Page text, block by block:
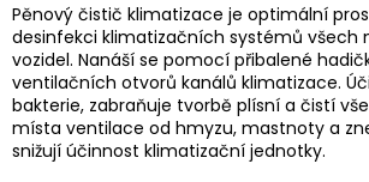
Pěnový čistič klimatizace je optimální
desinfekci klimatizačních systémů všech
vozidel. Nanáší se pomocí přibalené
ventilačních otvorů kanálů klimatizace.
bakterie, zabraňuje tvorbě plísní a čistí
místa ventilace od hmyzu, mastnoty a
snižují účinnost klimatizační jednotky.